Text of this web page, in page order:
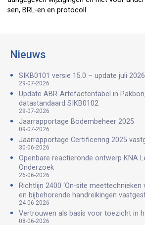
sen, BRL-en en protocoll
Nieuws
SIKB0101 versie 15.0 – update juli 2026
29-07-2026
Update ABR-Artefactentabel in
datastandaard SIKB0102
29-07-2026
Jaarrapportage Bodembeheer 2025
09-07-2026
Jaarrapportage Certificering 2025
30-06-2026
Openbare reactieronde ontwerp KNA
Onderzoek
26-06-2026
Richtlijn 2400 ‘On-site meettechnieken
en bijbehorende handreikingen
24-06-2026
Vertrouwen als basis voor toezicht in
08-06-2026